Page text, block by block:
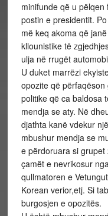
minifunde që u
postin e presidentit.
më keq akoma që
kllounistike të
ulja në rrugët
U duket marrëzi
opozite që
politike që ca baldosa
mendja se aty. Në
djathta kanë vdekur
mbushur mendja se
e përdoruara si grupet
çamët e nevrikosur
qullmatoren e
Korean verior,etj. Si
burgosjen e opozitës.